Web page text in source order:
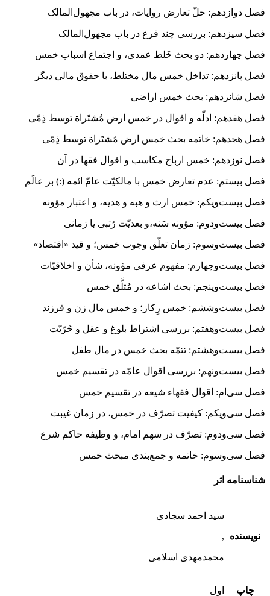
فصل دوازدهم: حلّ تعارض روایات،‌ در باب مجهول‌المالک
فصل سیزدهم: بررسی چند فرع در باب مجهول‌المالک
فصل چهاردهم: دو بحث خَلط عمدی، و اجتماع اسباب خمس
فصل پانزدهم: تداخل خمس مال مختلط، با حقوق مالی دیگر
فصل شانزدهم: بحث خمس اراضی
فصل هفدهم: ادلّه و اقوال در خمس ارض مُشتَراة توسط ذِمّی
فصل هجدهم: خاتمه بحث خمس ارض مُشتَراة توسط ذِمّی
فصل نوزدهم: خمس ارباح مکاسب و اقوال فقها در آن
فصل بیستم: عدم تعارض خمس با مالکیّت عامّ ائمه (:) بر عالَم
فصل بیست‌ویکم: خمس ارث و هبه و هدیه، و اعتبار مؤونه
فصل بیست‌ودوم: مؤونه سَنه،‌و بعدیّت رُتبی یا زمانی
فصل بیست‌وسوم: زمان تعلّق وجوب خمس؛ و قید «اقتصاد»
فصل بیست‌وچهارم: مفهوم عرفی مؤونه، شأن و اخلاقیّات
فصل بیست‌وپنجم: بحث اشاعه در مُتلَّق خمس
فصل بیست‌وششم: خمس رِکاز؛ و خمس مال زن و فرزند
فصل بیست‌وهفتم: بررسی اشتراط بلوغ و عقل و حُرّیّت
فصل بیست‌وهشتم: تتمّه بحث خمس در مال طفل
فصل بیست‌ونهم: بررسی اقوال عامّه در تقسیم خمس
فصل سی‌ام: اقوال فقهاء شیعه در تقسیم خمس
فصل سی‌ویکم: کیفیت تصرّف در خمس، در زمان غیبت
فصل سی‌ودوم: تصرّف در سهم امام، و وظیفه حاکم شرع
فصل سی‌وسوم: خاتمه و جمع‌بندی مبحث خمس
شناسنامه اثر
نویسنده
سید احمد سجادی
,
محمدمهدی اسلامی
چاپ اول